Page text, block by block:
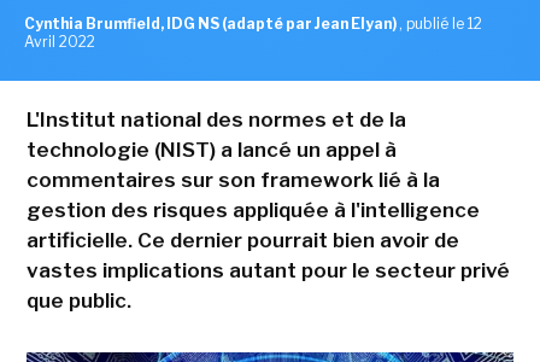
Cynthia Brumfield, IDG NS (adapté par Jean Elyan) , publié le 12
Avril 2022
L'Institut national des normes et de la
technologie (NIST) a lancé un appel à
commentaires sur son framework lié à la
gestion des risques appliquée à l'intelligence
artificielle. Ce dernier pourrait bien avoir de
vastes implications autant pour le secteur privé
que public.